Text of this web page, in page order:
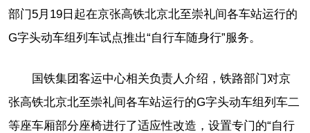
部门5月19日起在京张高铁北京北至崇礼间各车站运行的
G字头动车组列车试点推出“自行车随身行”服务。
国铁集团客运中心相关负责人介绍，铁路部门对京
张高铁北京北至崇礼间各车站运行的G字头动车组列车二
等座车厢部分座椅进行了适应性改造，设置专门的“自行